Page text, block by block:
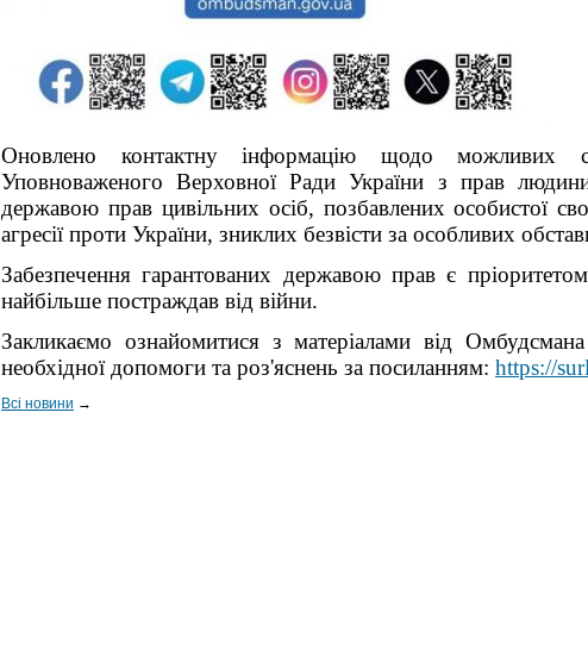
Оновлено контактну інформацію щодо можливих
Уповноваженого Верховної Ради України з прав
державою прав цивільних осіб, позбавлених особистої
агресії проти України, зниклих безвісти за особливих
Забезпечення гарантованих державою прав є
найбільше постраждав від війни.
Закликаємо ознайомитися з матеріалами від
необхідної допомоги та роз'яснень за посиланням: https://
Всі новини →